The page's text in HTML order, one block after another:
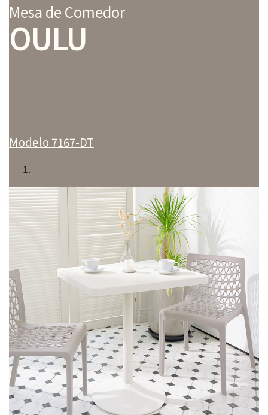
Mesa de Comedor
OULU
Modelo 7167-DT